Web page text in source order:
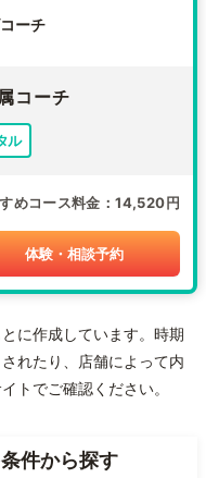
ーチ
コーチ
ル
めコース料金 14,520円
体験・相談予約
に作成しています。時期
れたり、店舗によって内
トでご確認ください。
件から探す